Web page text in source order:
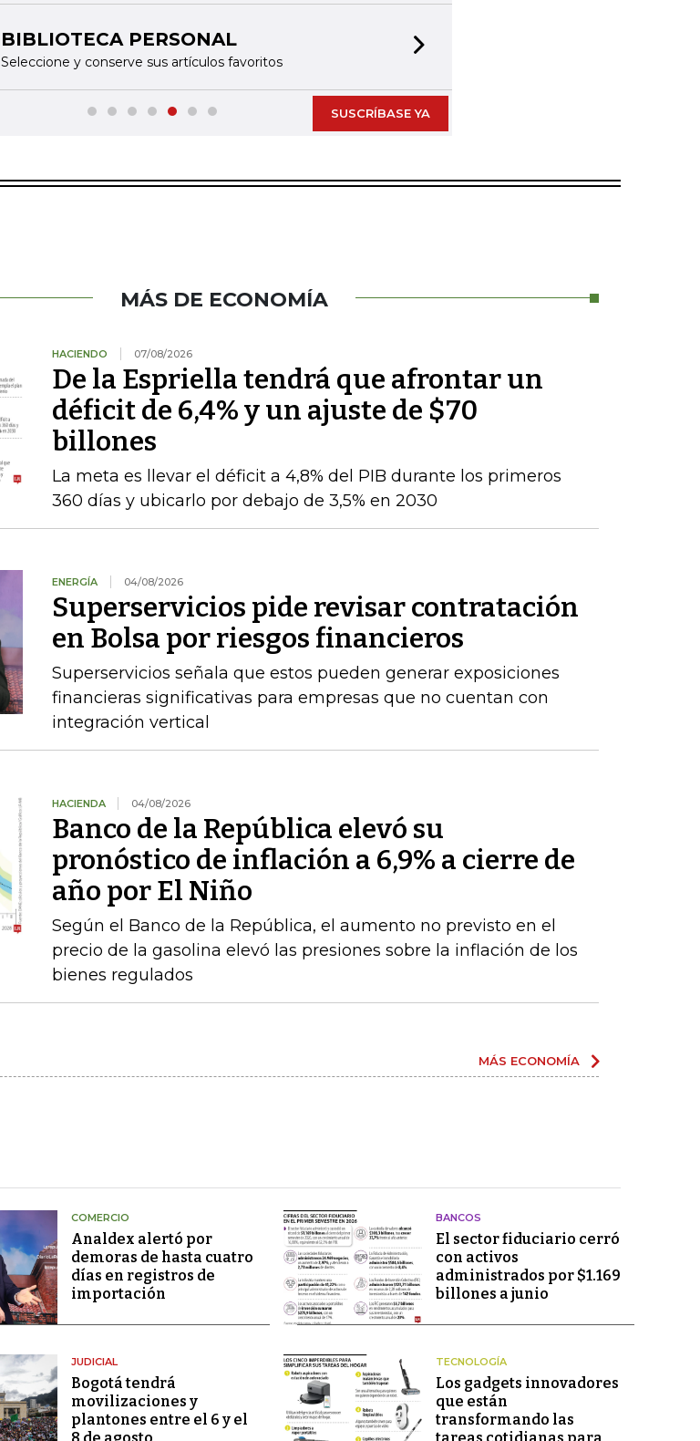
BIBLIOTECA PERSONAL
Seleccione y conserve sus artículos favoritos
SUSCRÍBASE YA
MÁS DE ECONOMÍA
HACIENDO 07/08/2026
De la Espriella tendrá que afrontar un
déficit de 6,4% y un ajuste de $70
billones
La meta es llevar el déficit a 4,8% del PIB durante los primeros
360 días y ubicarlo por debajo de 3,5% en 2030
ENERGÍA 04/08/2026
Superservicios pide revisar contratación
en Bolsa por riesgos financieros
Superservicios señala que estos pueden generar exposiciones
financieras significativas para empresas que no cuentan con
integración vertical
HACIENDA 04/08/2026
Banco de la República elevó su
pronóstico de inflación a 6,9% a cierre de
año por El Niño
Según el Banco de la República, el aumento no previsto en el
precio de la gasolina elevó las presiones sobre la inflación de los
bienes regulados
MÁS ECONOMÍA
COMERCIO
Analdex alertó por
demoras de hasta cuatro
días en registros de
importación
BANCOS
El sector fiduciario cerró
con activos
administrados por $1.169
billones a junio
JUDICIAL
Bogotá tendrá
movilizaciones y
plantones entre el 6 y el
TECNOLOGÍA
Los gadgets innovadores
que están
transformando las